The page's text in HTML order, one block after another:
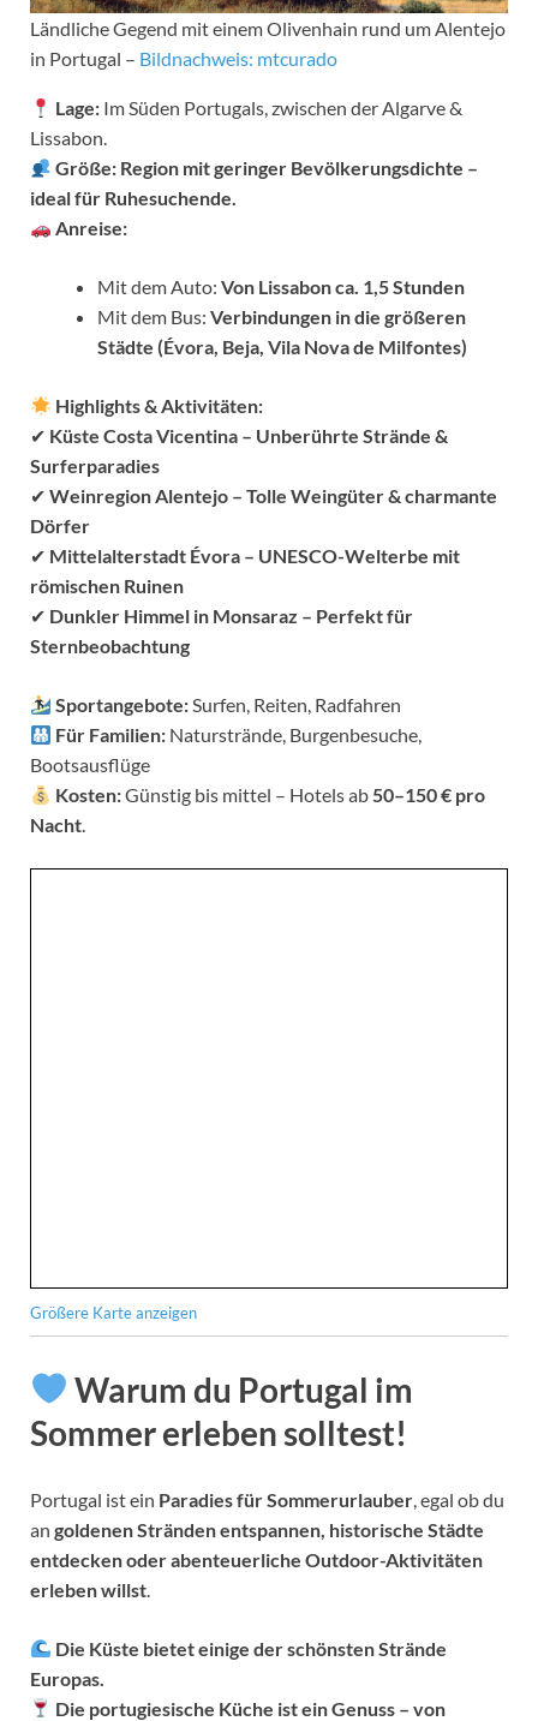
Ländliche Gegend mit einem Olivenhain rund um Alentejo
in Portugal – Bildnachweis: mtcurado
Lage: Im Süden Portugals, zwischen der Algarve &
Lissabon.
Größe: Region mit geringer Bevölkerungsdichte –
ideal für Ruhesuchende.
Anreise:
Mit dem Auto: Von Lissabon ca. 1,5 Stunden
Mit dem Bus: Verbindungen in die größeren
Städte (Évora, Beja, Vila Nova de Milfontes)
Highlights & Aktivitäten:
✔ Küste Costa Vicentina – Unberührte Strände &
Surferparadies
✔ Weinregion Alentejo – Tolle Weingüter & charmante
Dörfer
✔ Mittelalterstadt Évora – UNESCO-Welterbe mit
römischen Ruinen
✔ Dunkler Himmel in Monsaraz – Perfekt für
Sternbeobachtung
Sportangebote:Surfen, Reiten, Radfahren
Für Familien: Naturstrände, Burgenbesuche,
Bootsausflüge
Kosten:Günstig bis mittel – Hotels ab50–150 € pro
Nacht.
Größere Karte anzeigen
Warum du Portugal im
Sommer erleben solltest!
Portugal ist ein Paradies für Sommerurlauber , egal ob du
an goldenen Stränden entspannen, historische Städte
entdecken oder abenteuerliche Outdoor-Aktivitäten
erleben willst
Die Küste bietet einige der schönsten Strände
Europas.
Die portugiesische Küche ist ein Genuss – von